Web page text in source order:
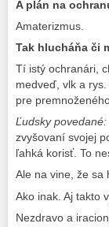
Aplán na
Amaterizmus.
Tak hlucháňa či
Tí istý ochranári,
medveď, vlk a
pre
Ľudsky povedané:
zvyšovaní svojej
ľahká korisť. To
Ale na vine, že sa
Ako inak. Aj takto
Nezdravo a